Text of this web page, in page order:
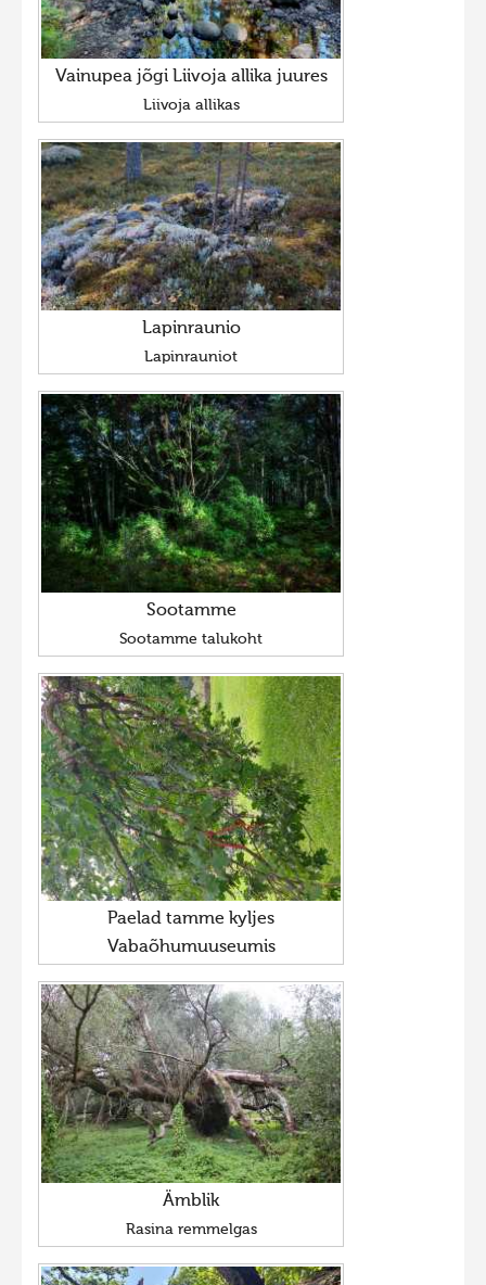
Hiite kuvavõistlus 2009
Hiite kuvavõistlus 2008
Vainupea jõgi Liivoja allika juures
Liivoja allikas
Lapinraunio
Lapinrauniot
Sootamme
Sootamme talukoht
Paelad tamme kyljes
Vabaõhumuuseumis
Ämblik
Rasina remmelgas